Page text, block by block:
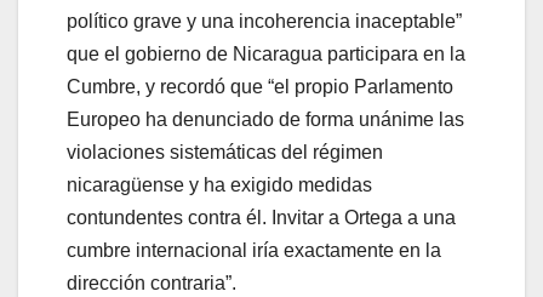
político grave y una incoherencia inaceptable”
que el gobierno de Nicaragua participara en la
Cumbre, y recordó que “el propio Parlamento
Europeo ha denunciado de forma unánime las
violaciones sistemáticas del régimen
nicaragüense y ha exigido medidas
contundentes contra él. Invitar a Ortega a una
cumbre internacional iría exactamente en la
dirección contraria”.